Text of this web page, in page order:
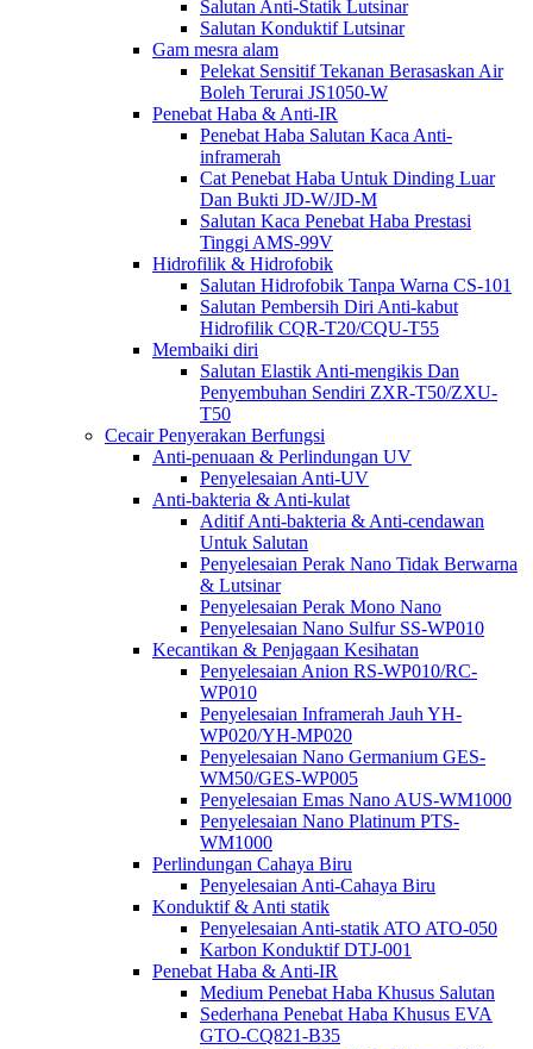
Salutan Anti-Statik Lutsinar
Salutan Konduktif Lutsinar
Gam mesra alam
Pelekat Sensitif Tekanan Berasaskan Air
Boleh Terurai JS1050-W
Penebat Haba & Anti-IR
Penebat Haba Salutan Kaca Anti-
inframerah
Cat Penebat Haba Untuk Dinding Luar
Dan Bukti JD-W/JD-M
Salutan Kaca Penebat Haba Prestasi
Tinggi AMS-99V
Hidrofilik & Hidrofobik
Salutan Hidrofobik Tanpa Warna CS-101
Salutan Pembersih Diri Anti-kabut
Hidrofilik CQR-T20/CQU-T55
Membaiki diri
Salutan Elastik Anti-mengikis Dan
Penyembuhan Sendiri ZXR-T50/ZXU-
T50
Cecair Penyerakan Berfungsi
Anti-penuaan & Perlindungan UV
Penyelesaian Anti-UV
Anti-bakteria & Anti-kulat
Aditif Anti-bakteria & Anti-cendawan
Untuk Salutan
Penyelesaian Perak Nano Tidak Berwarna
& Lutsinar
Penyelesaian Perak Mono Nano
Penyelesaian Nano Sulfur SS-WP010
Kecantikan & Penjagaan Kesihatan
Penyelesaian Anion RS-WP010/RC-
WP010
Penyelesaian Inframerah Jauh YH-
WP020/YH-MP020
Penyelesaian Nano Germanium GES-
WM50/GES-WP005
Penyelesaian Emas Nano AUS-WM1000
Penyelesaian Nano Platinum PTS-
WM1000
Perlindungan Cahaya Biru
Penyelesaian Anti-Cahaya Biru
Konduktif & Anti statik
Penyelesaian Anti-statik ATO ATO-050
Karbon Konduktif DTJ-001
Penebat Haba & Anti-IR
Medium Penebat Haba Khusus Salutan
Sederhana Penebat Haba Khusus EVA
GTO-CQ821-B35